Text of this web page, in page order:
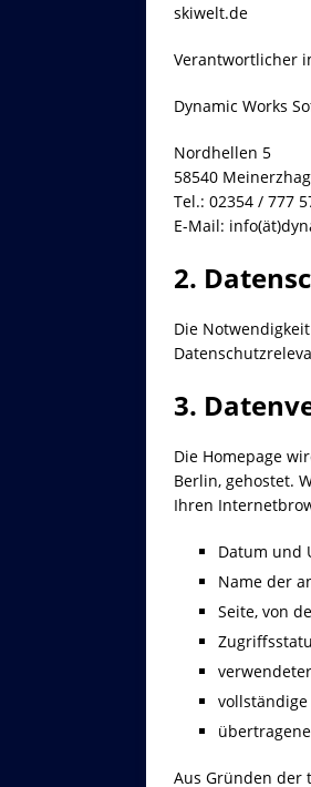
skiwelt.de
Verantwortlicher
Dynamic Works
Nordhellen 5
58540
Tel.: 02354 / 777
E-Mail:
2.
Die
3.
Die Homepage
Berlin, gehostet.
Ihren
Datum und
Name der
Seite, von
Aus Gründen der